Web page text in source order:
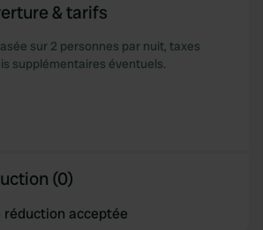
& tarifs
sur 2 personnes par nuit, taxes
supplémentaires éventuels.
(0)
acceptée